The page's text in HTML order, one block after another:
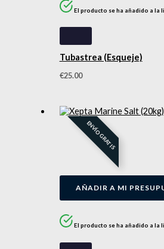
El producto se ha añadido a la
Tubastrea (Esqueje)
€25.00
ENVÍO GRATIS
AÑADIR A MI
El producto se ha añadido a la